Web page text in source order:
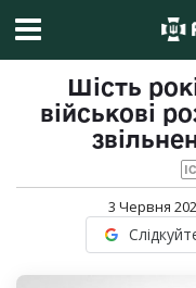
Шість
військові
3 Червня